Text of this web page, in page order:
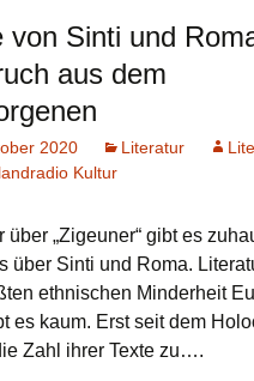
von Sinti und
aus dem
2020 Literatur
Kultur
über „Zigeuner“ gibt es
über Sinti und Roma.
ethnischen Minderheit
es kaum. Erst seit dem
Zahl ihrer Texte zu….